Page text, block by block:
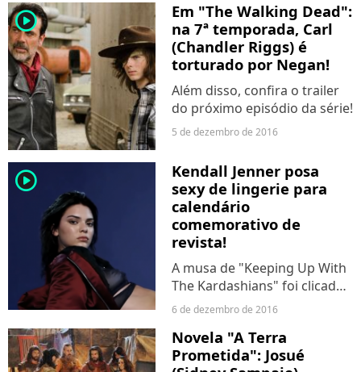
player2
Em "The Walking Dead":
na 7ª temporada, Carl
(Chandler Riggs) é
torturado por Negan!
Além disso, confira o trailer
do próximo episódio da série!
5 de dezembro de 2016
player2
Kendall Jenner posa
sexy de lingerie para
calendário
comemorativo de
revista!
A musa de "Keeping Up With
The Kardashians" foi clicada
mais uma vez para o Advent
6 de dezembro de 2016
Novela "A Terra
Prometida": Josué